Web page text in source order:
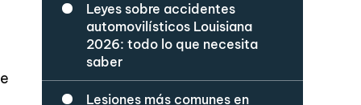
Leyes sobre accidentes
automovilísticos Louisiana
2026: todo lo que necesita
saber
Lesiones más comunes en